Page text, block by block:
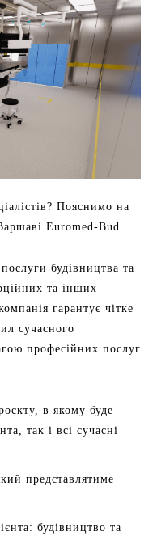
Пояснимо на
Euromed-Bud.
будівництва та
та інших
гарантує чітке
сучасного
професійних послуг
в якому буде
так і всі сучасні
представлятиме
будівництво та